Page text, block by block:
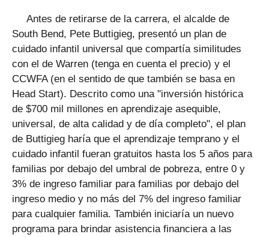
Antes de retirarse de la carrera, el alcalde de
South Bend, Pete Buttigieg, presentó un plan de
cuidado infantil universal que compartía similitudes
con el de Warren (tenga en cuenta el precio) y el
CCWFA (en el sentido de que también se basa en
Head Start). Descrito como una "inversión histórica
de $700 mil millones en aprendizaje asequible,
universal, de alta calidad y de día completo", el plan
de Buttigieg haría que el aprendizaje temprano y el
cuidado infantil fueran gratuitos hasta los 5 años para
familias por debajo del umbral de pobreza, entre 0 y
3% de ingreso familiar para familias por debajo del
ingreso medio y no más del 7% del ingreso familiar
para cualquier familia. También iniciaría un nuevo
programa para brindar asistencia financiera a las